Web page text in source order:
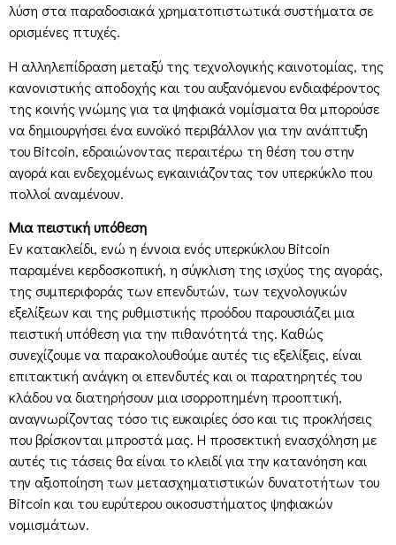
λύση στα παραδοσιακά χρηματοπιστωτικά συστήματα σε
ορισμένες πτυχές.
Η αλληλεπίδραση μεταξύ της τεχνολογικής καινοτομίας, της
κανονιστικής αποδοχής και του αυξανόμενου ενδιαφέροντος
της κοινής γνώμης για τα ψηφιακά νομίσματα θα μπορούσε
να δημιουργήσει ένα ευνοϊκό περιβάλλον για την ανάπτυξη
του Bitcoin, εδραιώνοντας περαιτέρω τη θέση του στην
αγορά και ενδεχομένως εγκαινιάζοντας τον υπερκύκλο που
πολλοί αναμένουν.
Μια πειστική υπόθεση
Εν κατακλείδι, ενώ η έννοια ενός υπερκύκλου Bitcoin
παραμένει κερδοσκοπική, η σύγκλιση της ισχύος της αγοράς,
της συμπεριφοράς των επενδυτών, των τεχνολογικών
εξελίξεων και της ρυθμιστικής προόδου παρουσιάζει μια
πειστική υπόθεση για την πιθανότητά της. Καθώς
συνεχίζουμε να παρακολουθούμε αυτές τις εξελίξεις, είναι
επιτακτική ανάγκη οι επενδυτές και οι παρατηρητές του
κλάδου να διατηρήσουν μια ισορροπημένη προοπτική,
αναγνωρίζοντας τόσο τις ευκαιρίες όσο και τις προκλήσεις
που βρίσκονται μπροστά μας. Η προσεκτική ενασχόληση με
αυτές τις τάσεις θα είναι το κλειδί για την κατανόηση και
την αξιοποίηση των μετασχηματιστικών δυνατοτήτων του
Bitcoin και του ευρύτερου οικοσυστήματος ψηφιακών
νομισμάτων.